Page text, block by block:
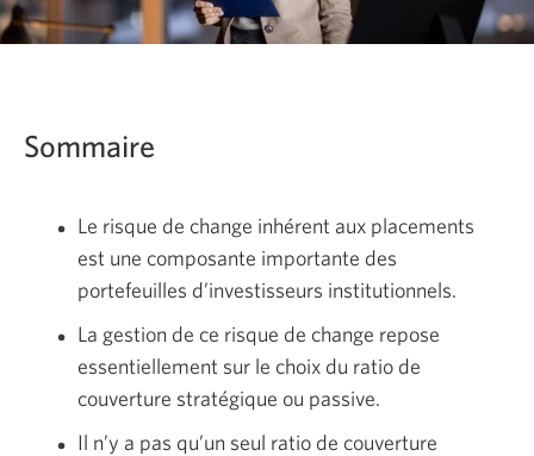
Sommaire
Le risque de change inhérent aux placements
est une composante importante des
portefeuilles d’investisseurs institutionnels.
La gestion de ce risque de change repose
essentiellement sur le choix du ratio de
couverture stratégique ou passive.
Il n’y a pas qu’un seul ratio de couverture